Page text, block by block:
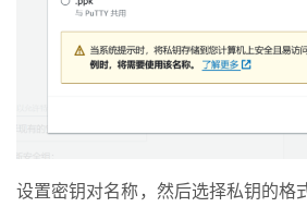
设置密钥对名称，然后选择私钥的格